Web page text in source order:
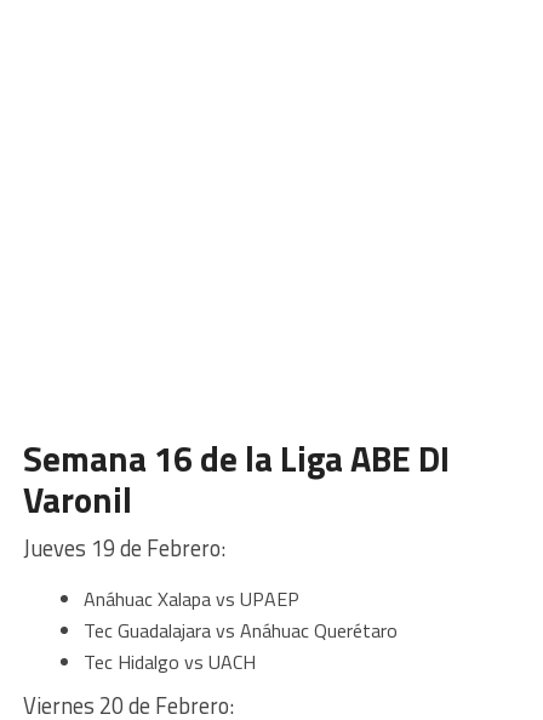
Semana 16 de la Liga ABE DI
Varonil
Jueves 19 de Febrero:
Anáhuac Xalapa vs UPAEP
Tec Guadalajara vs Anáhuac Querétaro
Tec Hidalgo vs UACH
Viernes 20 de Febrero: